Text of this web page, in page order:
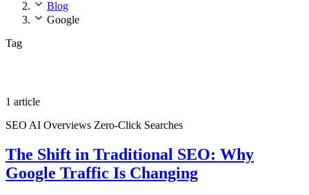
Blog
Google
Tag
1 article
SEO AI Overviews Zero-Click Searches
The Shift in Traditional SEO: Why
Google Traffic Is Changing